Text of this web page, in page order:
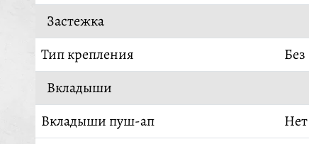
Застежка
Тип крепления
Вкладыши
Вкладыши пуш-ап
Нет